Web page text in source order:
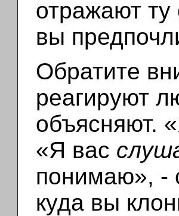
отражают
вы
Обратите
реагируют
объясняют.
«Я вас
понимаю», -
куда вы